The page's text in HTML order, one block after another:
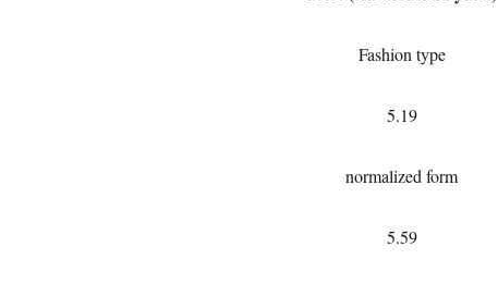
Fashion type
5.19
normalized form
5.59